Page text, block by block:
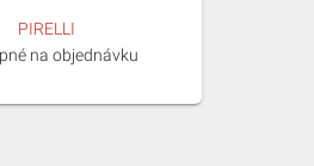
644,52 €.
PIRELLI
na objednávku